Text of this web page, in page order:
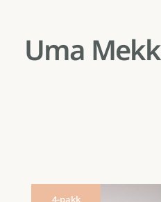
Uma Mekk
4-pakk